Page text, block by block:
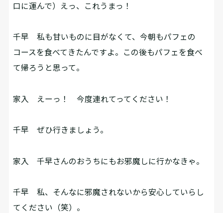
口に運んで）えっ、これうまっ！
千早 私も甘いものに目がなくて、今朝もパフェの
コースを食べてきたんですよ。この後もパフェを食べ
て帰ろうと思って。
家入 えーっ！ 今度連れてってください！
千早 ぜひ行きましょう。
家入 千早さんのおうちにもお邪魔しに行かなきゃ。
千早 私、そんなに邪魔されないから安心していらし
てください（笑）。